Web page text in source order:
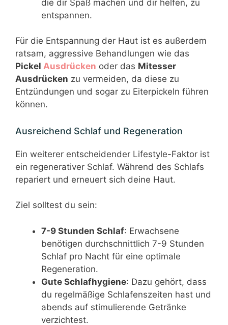
die dir Spaß machen und dir helfen, zu
entspannen.
Für die Entspannung der Haut ist es außerdem
ratsam, aggressive Behandlungen wie das
Pickel Ausdrücken oder das Mitesser
Ausdrücken zu vermeiden, da diese zu
Entzündungen und sogar zu Eiterpickeln führen
können.
Ausreichend Schlaf und Regeneration
Ein weiterer entscheidender Lifestyle-Faktor ist
ein regenerativer Schlaf. Während des Schlafs
repariert und erneuert sich deine Haut.
Ziel solltest du sein:
7-9 Stunden Schlaf: Erwachsene
benötigen durchschnittlich 7-9 Stunden
Schlaf pro Nacht für eine optimale
Regeneration.
Gute Schlafhygiene: Dazu gehört, dass
du regelmäßige Schlafenszeiten hast und
abends auf stimulierende Getränke
verzichtest.